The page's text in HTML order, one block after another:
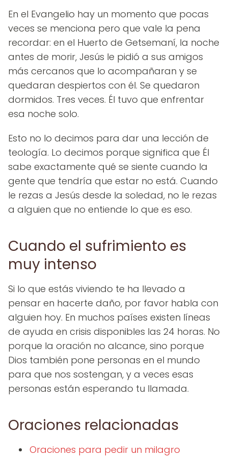
En el Evangelio hay un momento que pocas
veces se menciona pero que vale la pena
recordar: en el Huerto de Getsemaní, la noche
antes de morir, Jesús le pidió a sus amigos
más cercanos que lo acompañaran y se
quedaran despiertos con él. Se quedaron
dormidos. Tres veces. Él tuvo que enfrentar
esa noche solo.
Esto no lo decimos para dar una lección de
teología. Lo decimos porque significa que Él
sabe exactamente qué se siente cuando la
gente que tendría que estar no está. Cuando
le rezas a Jesús desde la soledad, no le rezas
a alguien que no entiende lo que es eso.
Cuando el sufrimiento es
muy intenso
Si lo que estás viviendo te ha llevado a
pensar en hacerte daño, por favor habla con
alguien hoy. En muchos países existen líneas
de ayuda en crisis disponibles las 24 horas. No
porque la oración no alcance, sino porque
Dios también pone personas en el mundo
para que nos sostengan, y a veces esas
personas están esperando tu llamada.
Oraciones relacionadas
Oraciones para pedir un milagro